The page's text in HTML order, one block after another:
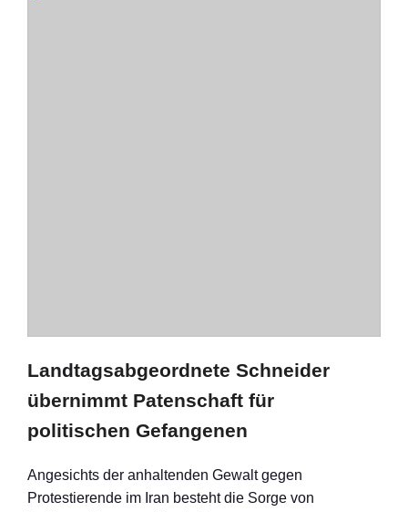
Landtagsabgeordnete Schneider
übernimmt Patenschaft für
politischen Gefangenen
Angesichts der anhaltenden Gewalt gegen
Protestierende im Iran besteht die Sorge von